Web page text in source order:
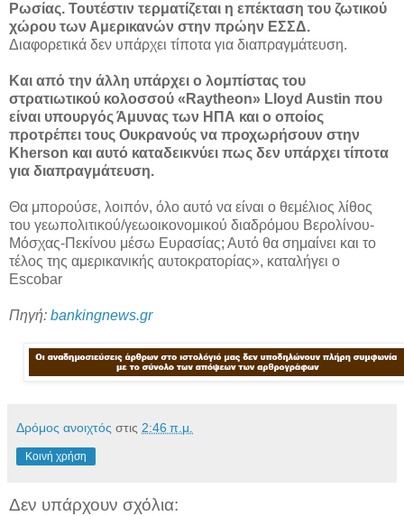
Ρωσίας. Τουτέστιν τερματίζεται η επέκταση του ζωτικού
χώρου των Αμερικανών στην πρώην ΕΣΣΔ.
Διαφορετικά δεν υπάρχει τίποτα για διαπραγμάτευση.
Και από την άλλη υπάρχει ο λομπίστας του
στρατιωτικού κολοσσού «Raytheon» Lloyd Austin που
είναι υπουργός Άμυνας των ΗΠΑ και ο οποίος
προτρέπει τους Ουκρανούς να προχωρήσουν στην
Kherson και αυτό καταδεικνύει πως δεν υπάρχει τίποτα
για διαπραγμάτευση.
Θα μπορούσε, λοιπόν, όλο αυτό να είναι ο θεμέλιος λίθος
του γεωπολιτικού/γεωοικονομικού διαδρόμου Βερολίνου-
Μόσχας-Πεκίνου μέσω Ευρασίας; Αυτό θα σημαίνει και το
τέλος της αμερικανικής αυτοκρατορίας», καταλήγει ο
Escobar
Πηγή: bankingnews.gr
Δρόμος ανοιχτός στις 2:46 π.μ.
Κοινή χρήση
Δεν υπάρχουν σχόλια: